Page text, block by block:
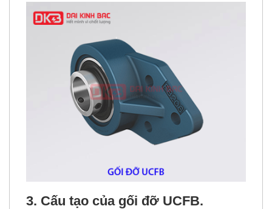
3. Cấu tạo của gối đỡ UCFB.